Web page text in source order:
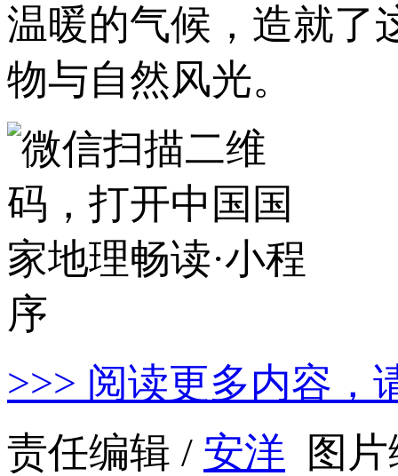
温暖的气候，造就了
物与自然风光。
>>> 阅读更多内容，
责任编辑 / 安洋 图